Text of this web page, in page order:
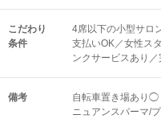
こだわり
条件
4席以下の小型サロ
支払いOK／女性ス
ンクサービスあり／
備考
自転車置き場あり◯
ニュアンスパーマ/